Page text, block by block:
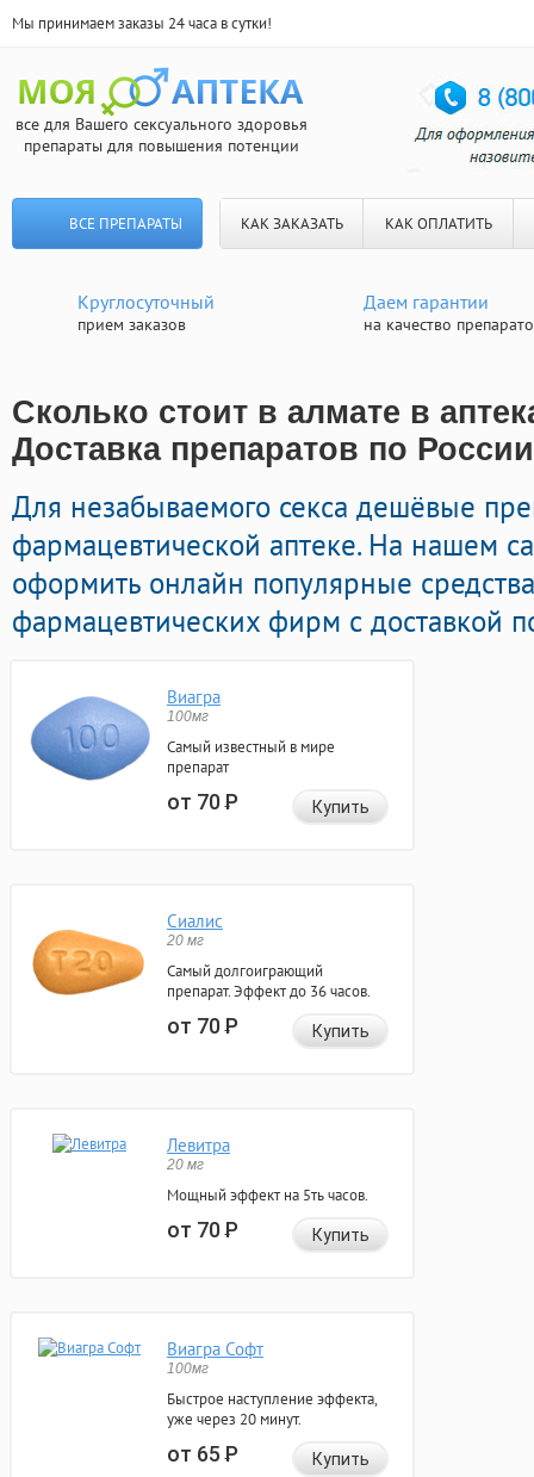
Мы принимаем заказы 24 часа в сутки!
все для Вашего сексуального здоровья
препараты для повышения потенции
ВСЕ ПРЕПАРАТЫ КАК ЗАКАЗАТЬ КАК ОПЛАТИТЬ
Круглосуточный
прием заказов
Даем гарантии
на качество
Сколько стоит в алмате в
Доставка препаратов по России
Для незабываемого секса дешёвые
фармацевтической аптеке. На нашем
оформить онлайн популярные
фармацевтических фирм с доставкой
Виагра
100мг
Самый известный в мире
препарат
от 70Р Купить
Сиалис
20 мг
Самый долгоиграющий
препарат. Эффект до 36 часов.
от 70Р Купить
Левитра
20 мг
Мощный эффект на 5ть часов.
от 70Р Купить
Виагра Софт
100мг
Быстрое наступление эффекта,
уже через 20 минут.
от 65Р Купить